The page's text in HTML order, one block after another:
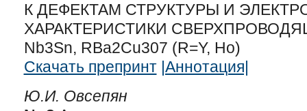
К ДЕФЕКТАМ СТРУКТУРЫ И
ХАРАКТЕРИСТИКИ
Nb3Sn, RBa2Cu307 (R=Y, Но)
Скачать препринт |Аннотация|
Ю.И. Овсепян